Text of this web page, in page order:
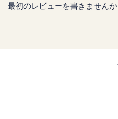
最初のレビューを書きません